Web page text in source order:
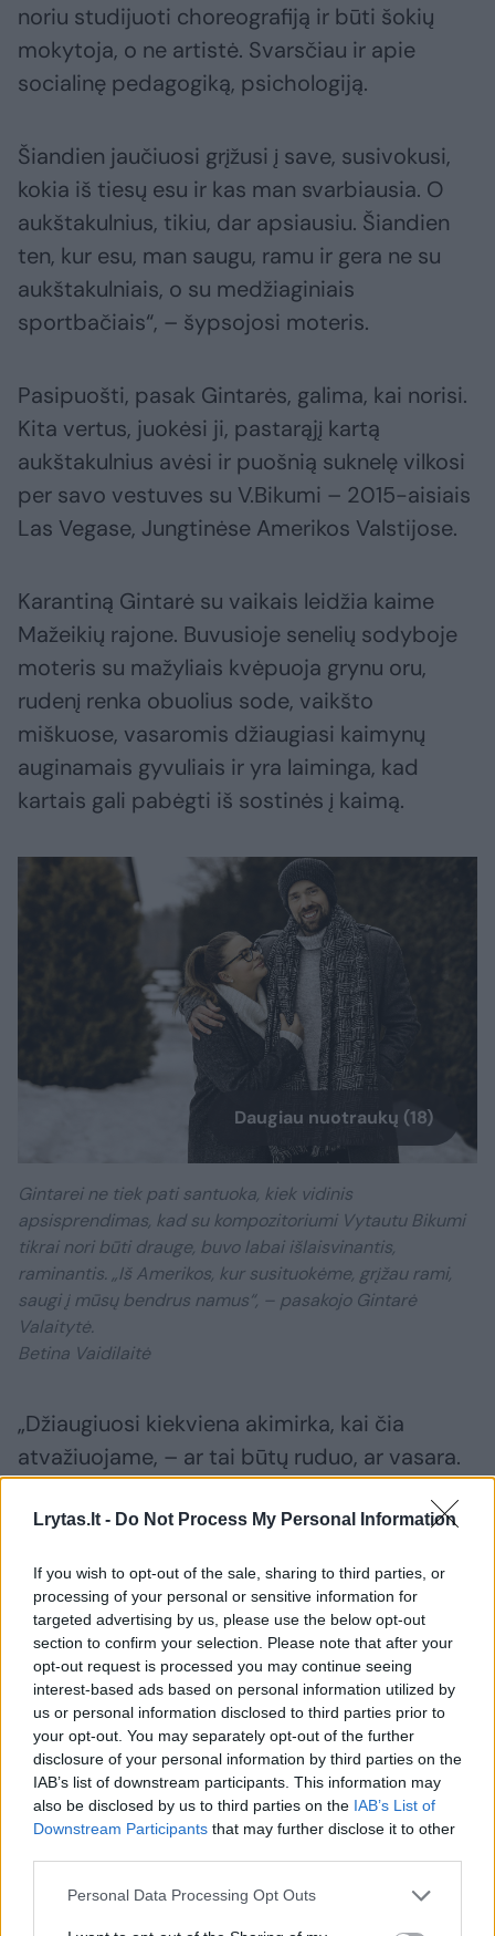
Lrytas.lt - Do Not Process My Personal Information
If you wish to opt-out of the sale, sharing to third parties, or
processing of your personal or sensitive information for
targeted advertising by us, please use the below opt-out
section to confirm your selection. Please note that after your
opt-out request is processed you may continue seeing
interest-based ads based on personal information utilized by
us or personal information disclosed to third parties prior to
your opt-out. You may separately opt-out of the further
disclosure of your personal information by third parties on the
IAB’s list of downstream participants. This information may
also be disclosed by us to third parties on the IAB’s List of
Downstream Participants that may further disclose it to other
Personal Data Processing Opt Outs
noriu studijuoti choreografiją ir būti šokių
mokytoja, o ne artistė. Svarsčiau ir apie
socialinę pedagogiką, psichologiją.
Šiandien jaučiuosi grįžusi į save, susivokusi,
kokia iš tiesų esu ir kas man svarbiausia. O
aukštakulnius, tikiu, dar apsiausiu. Šiandien
ten, kur esu, man saugu, ramu ir gera ne su
aukštakulniais, o su medžiaginiais
sportbačiais“, – šypsojosi moteris.
Pasipuošti, pasak Gintarės, galima, kai norisi.
Kita vertus, juokėsi ji, pastarąjį kartą
aukštakulnius avėsi ir puošnią suknelę vilkosi
per savo vestuves su V.Bikumi – 2015-aisiais
Las Vegase, Jungtinėse Amerikos Valstijose.
Karantiną Gintarė su vaikais leidžia kaime
Mažeikių rajone. Buvusioje senelių sodyboje
moteris su mažyliais kvėpuoja grynu oru,
rudenį renka obuolius sode, vaikšto
miškuose, vasaromis džiaugiasi kaimynų
auginamais gyvuliais ir yra laiminga, kad
kartais gali pabėgti iš sostinės į kaimą.
Daugiau nuotraukų (18)
Gintarei ne tiek pati santuoka, kiek vidinis
apsisprendimas, kad su kompozitoriumi Vytautu Bikumi
tikrai nori būti drauge, buvo labai išlaisvinantis,
raminantis. „Iš Amerikos, kur susituokėme, grįžau rami,
saugi į mūsų bendrus namus“, – pasakojo Gintarė
Valaitytė.
Betina Vaidilaitė
„Džiaugiuosi kiekviena akimirka, kai čia
atvažiuojame, – ar tai būtų ruduo, ar vasara.
artimųjų – vien apie tai pagalvojus man
branginame savo artimuosius, man atrodo
per didelė... Gaila, kad tas suvokimas kitiems
ateina žmonių gyvybių ir ligų sąskaita“, –
svarstė Gintarė.
– Gintare, kaip atrodo jūsų dienos,
savaitės kaime? Ar nepasiilgstate namų,
sostinės šurmulio?
– Karantinas – tikrai sunkus metas, dabar